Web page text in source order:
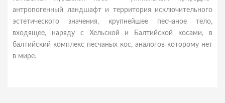
антропогенный ландшафт и территория исключительного
эстетического значения, крупнейшее песчаное тело,
входящее, наряду с Хельской и Балтийской косами, в
балтийский комплекс песчаных кос, аналогов которому нет
в мире.